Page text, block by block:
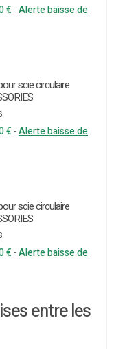
€-Alerte baisse de
scie circulaire
€-Alerte baisse de
scie circulaire
€-Alerte baisse de
entre les